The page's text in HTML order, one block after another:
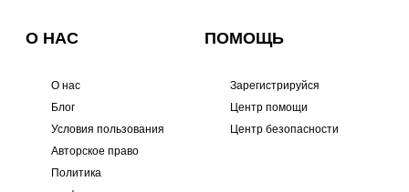
О НАС
О нас
Блог
Условия пользования
Авторское право
Политика
ПОМОЩЬ
Зарегистрируйся
Центр помощи
Центр безопасности